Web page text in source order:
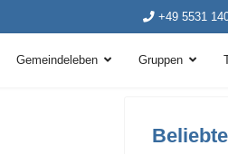
+49 5531
Gemeindeleben Gruppen